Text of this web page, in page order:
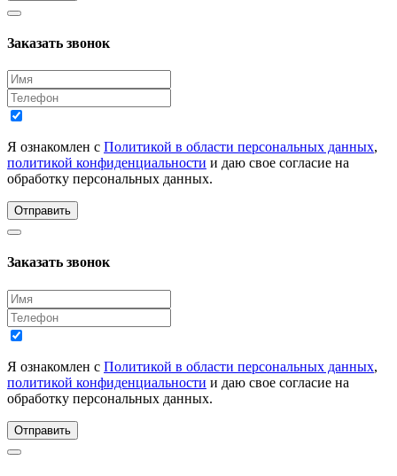
Заказать звонок
Я ознакомлен с Политикой в области персональных данных,
политикой конфиденциальности и даю свое согласие на
обработку персональных данных.
Отправить
Заказать звонок
Я ознакомлен с Политикой в области персональных данных,
политикой конфиденциальности и даю свое согласие на
обработку персональных данных.
Отправить